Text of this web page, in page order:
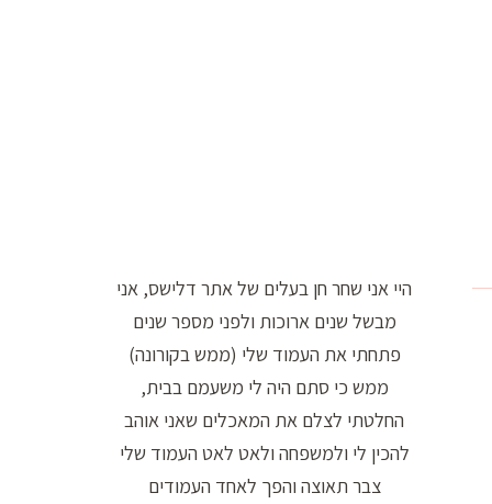
היי אני שחר חן בעלים של אתר דלישס, אני
מבשל שנים ארוכות ולפני מספר שנים
פתחתי את העמוד שלי (ממש בקורונה)
ממש כי סתם היה לי משעמם בבית,
החלטתי לצלם את המאכלים שאני אוהב
להכין לי ולמשפחה ולאט לאט העמוד שלי
צבר תאוצה והפך לאחד העמודים